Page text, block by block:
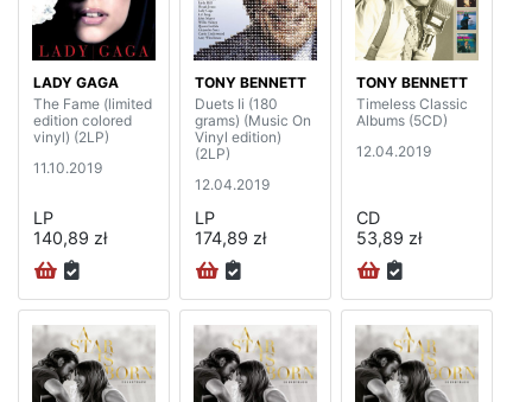
LADY GAGA
The Fame (limited
edition colored
vinyl) (2LP)
11.10.2019
LP
140,89 zł
TONY BENNETT
Duets Ii (180
grams) (Music On
Vinyl edition)
(2LP)
12.04.2019
LP
174,89 zł
TONY BENNETT
Timeless Classic
Albums (5CD)
12.04.2019
CD
53,89 zł